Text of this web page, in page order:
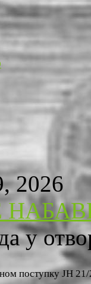
2026
у
поступку ЈН